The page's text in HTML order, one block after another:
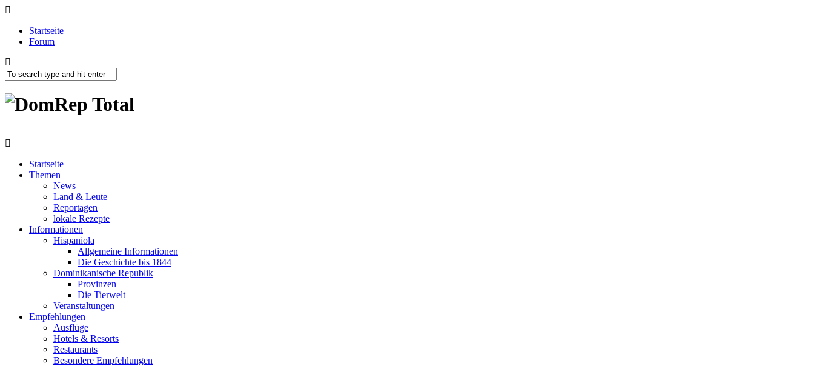
Startseite
Forum
Startseite
Themen
News
Land & Leute
Reportagen
lokale Rezepte
Informationen
Hispaniola
Allgemeine Informationen
Die Geschichte bis 1844
Dominikanische Republik
Provinzen
Die Tierwelt
Veranstaltungen
Empfehlungen
Ausflüge
Hotels & Resorts
Restaurants
Besondere Empfehlungen